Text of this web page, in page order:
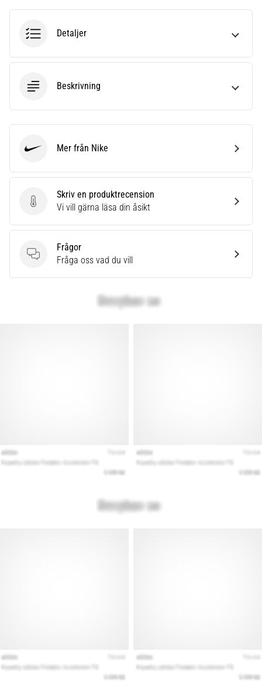
Detaljer
Beskrivning
Skriv en produktrecension
Skriv en produktrecension
Vi vill gärna läsa din åsikt
Frågor
Frågor
Fråga oss vad du vill
Mer från Nike